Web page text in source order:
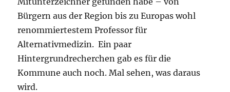
Bürgern aus der Region bis zu Europas wohl
renommiertestem Professor für
Alternativmedizin. Ein paar
Hintergrundrecherchen gab es für die
Kommune auch noch. Mal sehen, was daraus
wird.